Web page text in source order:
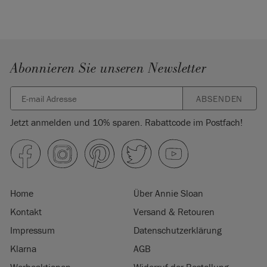
Abonnieren Sie unseren Newsletter
ABSENDEN
Jetzt anmelden und 10% sparen. Rabattcode im Postfach!
Home
Über Annie Sloan
Kontakt
Versand & Retouren
Impressum
Datenschutzerklärung
Klarna
AGB